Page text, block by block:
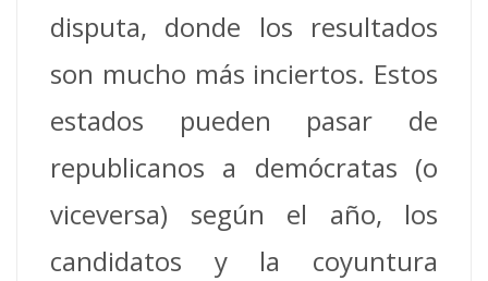
disputa, donde los resultados
son mucho más inciertos. Estos
estados pueden pasar de
republicanos a demócratas (o
viceversa) según el año, los
candidatos y la coyuntura